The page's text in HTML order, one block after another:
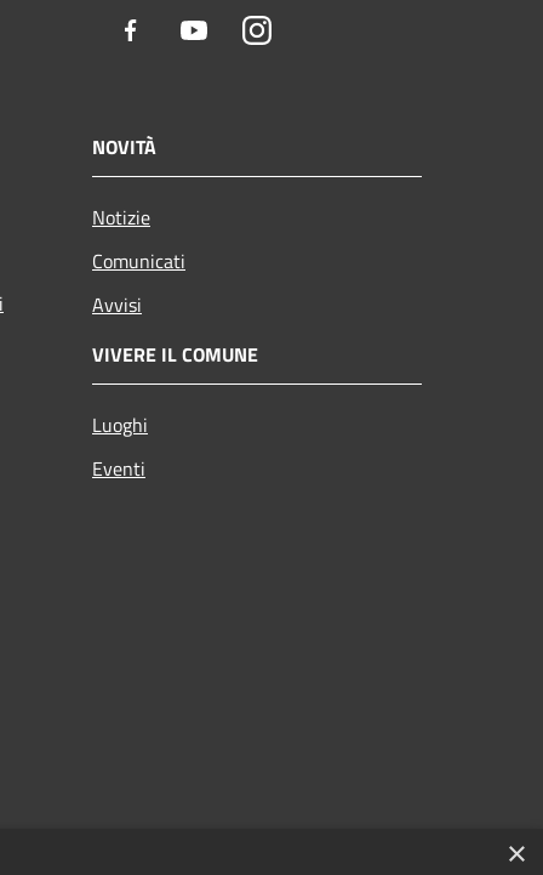
Facebook YoutubeInstagram
NOVITÀ
Notizie
Comunicati
Avvisi
VIVERE IL COMUNE
Luoghi
Eventi
×